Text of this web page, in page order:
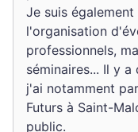
Je suis
l'organisation
professionnels,
séminaires... Il y a
j'ai notamment
Futurs à Saint-
public.